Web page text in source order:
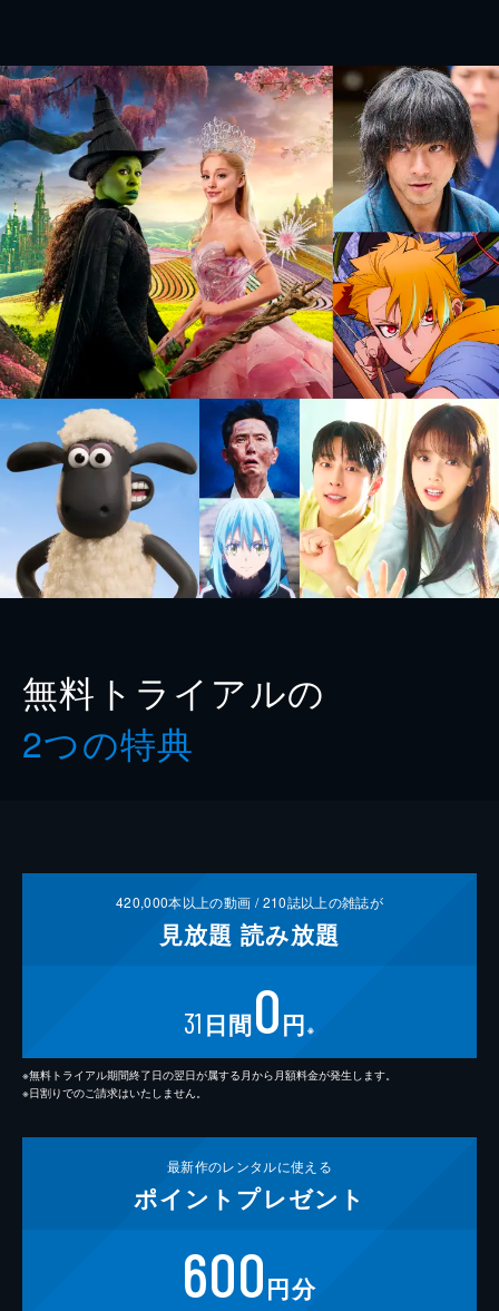
無料トライアルの
2つの特典
420,000本以上の動画 /210誌以上の雑誌が
見放題 読み放題
31 日間0円 ※
※無料トライアル期間終了日の翌日が属する月から月額料金が発生します。
※日割りでのご請求はいたしません。
最新作のレンタルに使える
ポイント プレゼント
600円分